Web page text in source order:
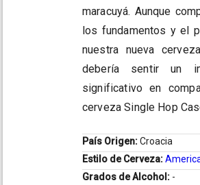
maracuyá. Aunque
los fundamentos y el
nuestra nueva
debería sentir un
significativo en
cerveza Single Hop
País Origen:Croacia
Estilo de Cerveza:
Grados de Alcohol: -